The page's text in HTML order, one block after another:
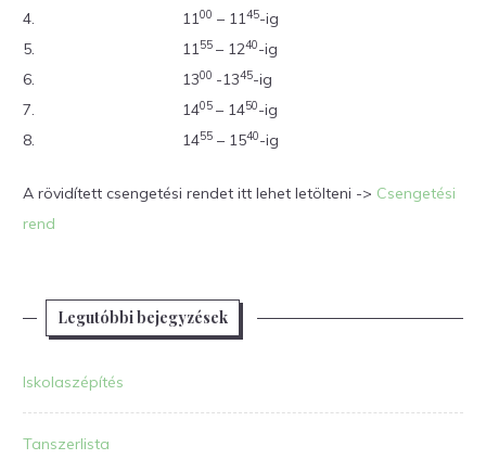
4.
1100 – 1145-ig
5.
1155 – 1240-ig
6.
1300 -1345-ig
7.
1405 – 1450-ig
8.
1455 – 1540-ig
A rövidített csengetési rendet itt lehet letölteni -> Csengetési
rend
Legutóbbi bejegyzések
Iskolaszépítés
Tanszerlista